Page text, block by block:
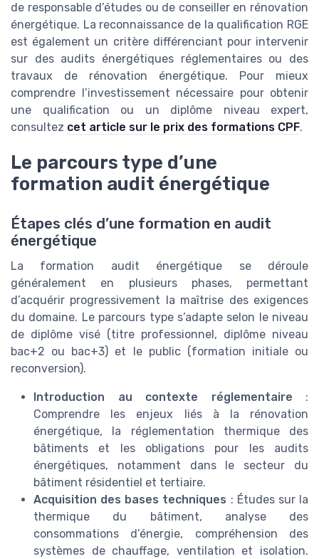
de responsable d’études ou de conseiller en rénovation
énergétique. La reconnaissance de la qualification RGE
est également un critère différenciant pour intervenir
sur des audits énergétiques réglementaires ou des
travaux de rénovation énergétique. Pour mieux
comprendre l’investissement nécessaire pour obtenir
une qualification ou un diplôme niveau expert,
consultez cet article sur le prix des formations CPF.
Le parcours type d’une
formation audit énergétique
Étapes clés d’une formation en audit
énergétique
La formation audit énergétique se déroule
généralement en plusieurs phases, permettant
d’acquérir progressivement la maîtrise des exigences
du domaine. Le parcours type s’adapte selon le niveau
de diplôme visé (titre professionnel, diplôme niveau
bac+2 ou bac+3) et le public (formation initiale ou
reconversion).
Introduction au contexte réglementaire :
Comprendre les enjeux liés à la rénovation
énergétique, la réglementation thermique des
bâtiments et les obligations pour les audits
énergétiques, notamment dans le secteur du
bâtiment résidentiel et tertiaire.
Acquisition des bases techniques : Études sur la
thermique du bâtiment, analyse des
consommations d’énergie, compréhension des
systèmes de chauffage, ventilation et isolation.